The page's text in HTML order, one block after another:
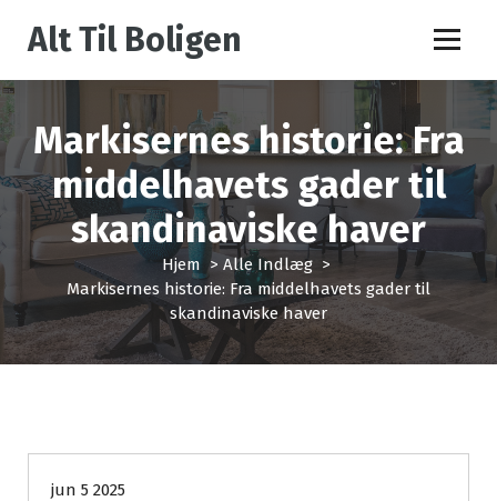
e
e
i
h
o
Alt Til Boligen
Markisernes historie: Fra
middelhavets gader til
skandinaviske haver
Hjem > Alle Indlæg >
Markisernes historie: Fra middelhavets gader til
skandinaviske haver
jun 5 2025